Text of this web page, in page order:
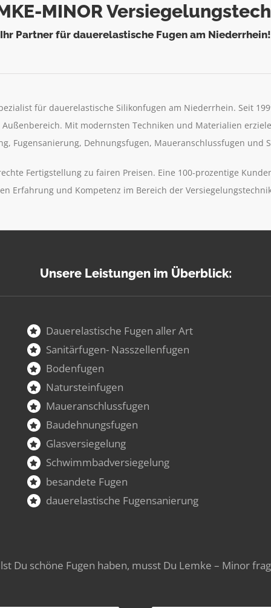
MINOR
Ihr Partner für dauerelastische Fugen am Niederrhein!
für dauerelastische Silikonfugen am Niederrhein. Seit
Mit modernsten Techniken und Materialien
Fugensanierung, Dehnungsfugen, Maueranschlussfugen und
Fertigstellung zu fairen Preisen. Eine 100-prozentige
Erfahrung und Kompetenz im Bereich der
Unsere Leistungen im Überblick:
Dauerelastische Fugen aller Art
Sanitärfugen- Nasszellenfugen
Bodenfugen
Natursteinfugen
Maueranschlussfugen
Baudehnungsfugen
Glasversiegelung
Schwimmbadversiegelung
besandete Fugen
dauerelastische Fugensanierung
Du schöne Fugen haben, musst Du Lemke – Minor